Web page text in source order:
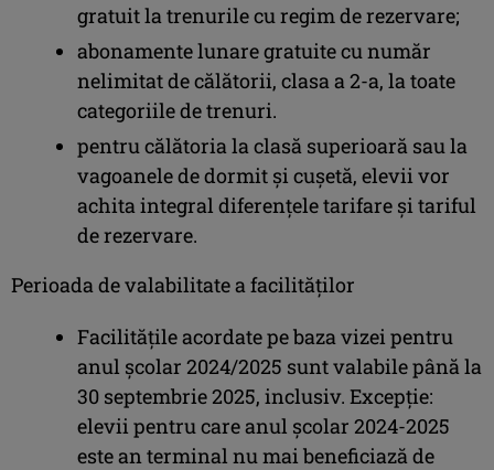
gratuit la trenurile cu regim de rezervare;
abonamente lunare gratuite cu număr
nelimitat de călătorii, clasa a 2-a, la toate
categoriile de trenuri.
pentru călătoria la clasă superioară sau la
vagoanele de dormit şi cuşetă, elevii vor
achita integral diferențele tarifare și tariful
de rezervare.
Perioada de valabilitate a facilităților
Facilitățile acordate pe baza vizei pentru
anul școlar 2024/2025 sunt valabile până la
30 septembrie 2025, inclusiv. Excepție:
elevii pentru care anul școlar 2024-2025
este an terminal nu mai beneficiază de